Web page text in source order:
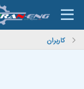
کاربران